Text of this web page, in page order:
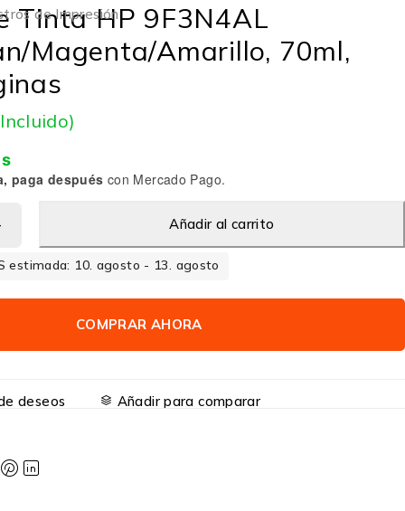
de Impresión
Tinta HP 9F3N4AL
Magenta/Amarillo, 70ml,
paga después con Mercado Pago.
Añadir al carrito
estimada: 10. agosto - 13. agosto
COMPRAR AHORA
deseos Añadir para comparar